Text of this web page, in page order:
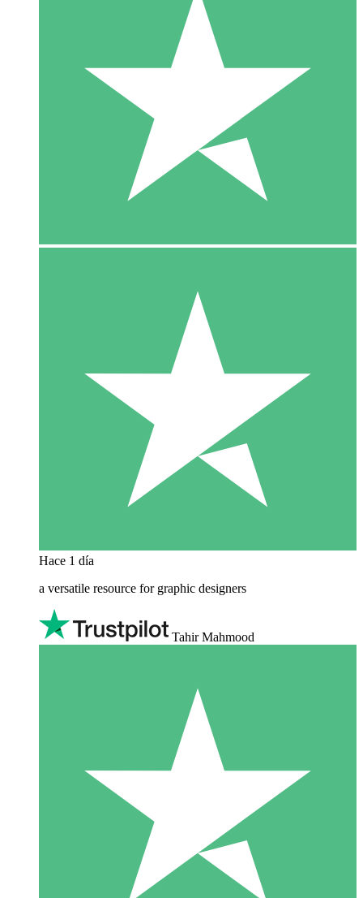
Hace 1 día
a versatile resource for graphic designers
Tahir Mahmood